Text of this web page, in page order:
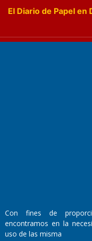
El Diario de Papel en
Walter René Goñi
Con fines de
encontramos en la
uso de las misma